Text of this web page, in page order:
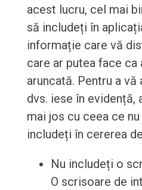
acest lucru, cel mai
să includeți în
informație care vă
care ar putea face ca
aruncată. Pentru a vă
dvs. iese în evidență,
mai jos cu ceea ce
includeți în cererea
Nu includeți o
O scrisoare de